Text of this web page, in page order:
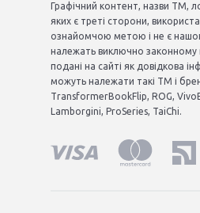
Графічний контент, назви ТМ,
яких є треті сторони,
ознайомчою метою і не є
належать виключно законному
подані на сайті як довідкова
можуть належати такі ТМ і
TransformerBookFlip, ROG,
Lamborgini, ProSeries, TaiChi.